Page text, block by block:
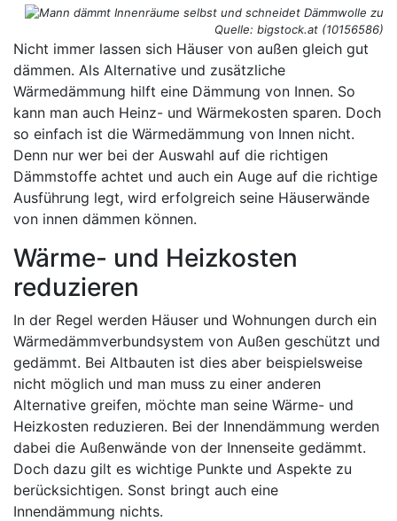
Quelle: bigstock.at (10156586)
Nicht immer lassen sich Häuser von außen gleich gut
dämmen. Als Alternative und zusätzliche
Wärmedämmung hilft eine Dämmung von Innen. So
kann man auch Heinz- und Wärmekosten sparen. Doch
so einfach ist die Wärmedämmung von Innen nicht.
Denn nur wer bei der Auswahl auf die richtigen
Dämmstoffe achtet und auch ein Auge auf die richtige
Ausführung legt, wird erfolgreich seine Häuserwände
von innen dämmen können.
Wärme- und Heizkosten
reduzieren
In der Regel werden Häuser und Wohnungen durch ein
Wärmedämmverbundsystem von Außen geschützt und
gedämmt. Bei Altbauten ist dies aber beispielsweise
nicht möglich und man muss zu einer anderen
Alternative greifen, möchte man seine Wärme- und
Heizkosten reduzieren. Bei der Innendämmung werden
dabei die Außenwände von der Innenseite gedämmt.
Doch dazu gilt es wichtige Punkte und Aspekte zu
berücksichtigen. Sonst bringt auch eine
Innendämmung nichts.